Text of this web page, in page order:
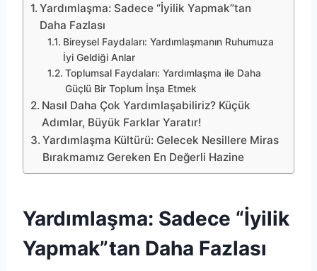
Yardımlaşma: Sadece “İyilik Yapmak”tan
Daha Fazlası
Bireysel Faydaları: Yardımlaşmanın Ruhumuza
İyi Geldiği Anlar
Toplumsal Faydaları: Yardımlaşma ile Daha
Güçlü Bir Toplum İnşa Etmek
Nasıl Daha Çok Yardımlaşabiliriz? Küçük
Adımlar, Büyük Farklar Yaratır!
Yardımlaşma Kültürü: Gelecek Nesillere Miras
Bırakmamız Gereken En Değerli Hazine
Yardımlaşma: Sadece “İyilik
Yapmak”tan Daha Fazlası